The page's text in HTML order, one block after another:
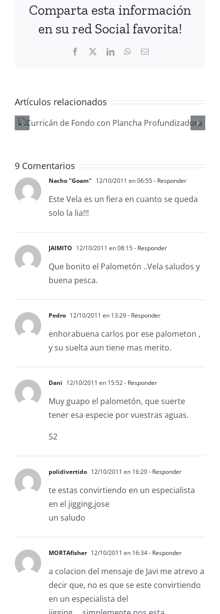
Comparta esta información
en su red Social favorita!
Facebook LinkedInWhatsApp
Correo
Artículos relacionados
Gestionar
waypoints
9 Comentarios
Nacho "Goam" 12/10/2011 en 06:55- Responder
Este Vela es un fiera en cuanto se queda
solo la lia!!!
JAIMITO 12/10/2011 en 08:15- Responder
Que bonito el Palometón ..Vela saludos y
buena pesca.
Pedro 12/10/2011 en 13:29- Responder
enhorabuena carlos por ese palometon ,
y su suelta aun tiene mas merito.
Dani 12/10/2011 en 15:52- Responder
Muy guapo el palometón, que suerte
tener esa especie por vuestras aguas.
S2
polidivertido 12/10/2011 en 16:20- Responder
te estas convirtiendo en un especialista
en el jigging,jose
un saludo
MORTAfisher 12/10/2011 en 16:34- Responder
a colacion del mensaje de Javi me atrevo a
decir que, no es que se este convirtiendo
en un especialista del